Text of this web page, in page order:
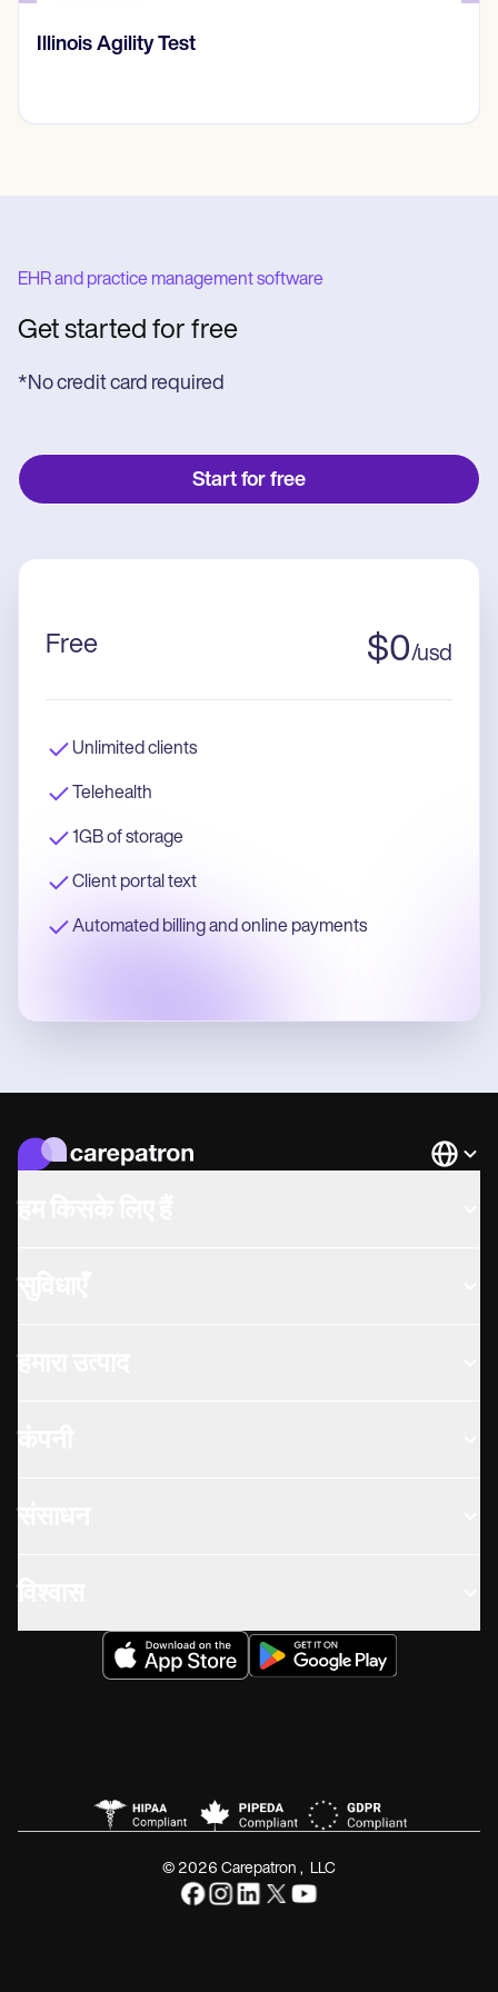
Illinois Agility Test
EHR and practice management software
Get started for free
*No credit card required
Start for free
Free $0/usd
Unlimited clients
Telehealth
1GB of storage
Client portal text
Automated billing and online payments
© 2026 Carepatron, LLC